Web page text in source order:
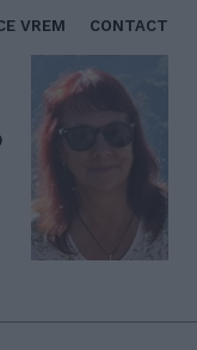
VREM CONTACT